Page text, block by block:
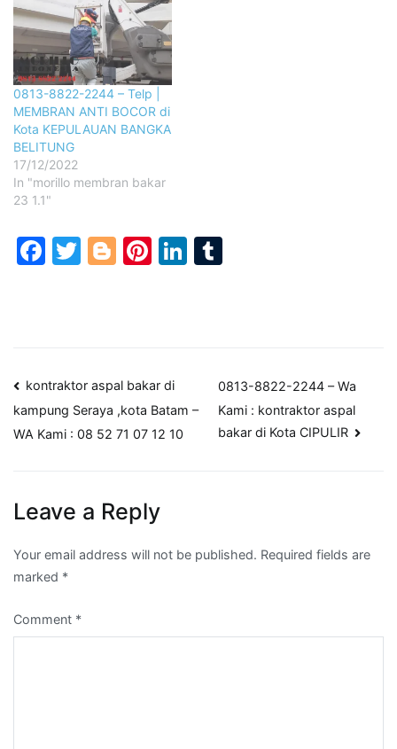
0813-8822-2244 – Telp |
MEMBRAN ANTI BOCOR di
Kota KEPULAUAN BANGKA
BELITUNG
17/12/2022
In "morillo membran bakar
23 1.1"
Facebook
Twitter
Blogger
Pinterest
LinkedIn
Post
navigation
kontraktor aspal bakar di
kampung Seraya ,kota Batam –
WA Kami : 08 52 71 07 12 10
0813-8822-2244 – Wa
Kami : kontraktor aspal
bakar di Kota CIPULIR
Leave a Reply
Your email address will not be published. Required fields are
marked *
Comment *